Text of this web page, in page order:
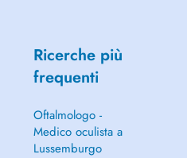
Ricerche più
frequenti
Oftalmologo -
Medico oculista a
Lussemburgo